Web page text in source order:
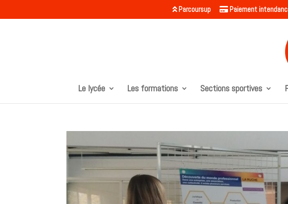
Parcoursup Paiement
Le lycée Les formations Sections sportives